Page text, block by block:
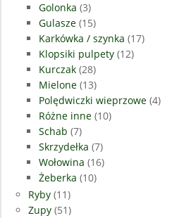
Golonka (3)
Gulasze (15)
Karkówka / szynka (17)
Klopsiki pulpety (12)
Kurczak (28)
Mielone (13)
Polędwiczki wieprzowe (4)
Różne inne (10)
Schab (7)
Skrzydełka (7)
Wołowina (16)
Żeberka (10)
Ryby (11)
Zupy (51)